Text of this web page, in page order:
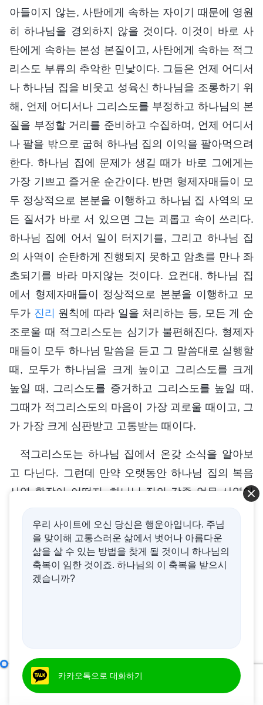
아들이지 않는, 사탄에게 속하는 자이기 때문에 영원
히 하나님을 경외하지 않을 것이다. 이것이 바로 사
탄에게 속하는 본성 본질이고, 사탄에게 속하는 적그
리스도 부류의 추악한 민낯이다. 그들은 언제 어디서
나 하나님 집을 비웃고 성육신 하나님을 조롱하기 위
해, 언제 어디서나 그리스도를 부정하고 하나님의 본
질을 부정할 거리를 준비하고 수집하며, 언제 어디서
나 팔을 밖으로 굽혀 하나님 집의 이익을 팔아먹으려
한다. 하나님 집에 문제가 생길 때가 바로 그에게는
가장 기쁘고 즐거운 순간이다. 반면 형제자매들이 모
두 정상적으로 본분을 이행하고 하나님 집 사역의 모
든 질서가 바로 서 있으면 그는 괴롭고 속이 쓰리다.
하나님 집에 어서 일이 터지기를, 그리고 하나님 집
의 사역이 순탄하게 진행되지 못하고 암초를 만나 좌
초되기를 바라 마지않는 것이다. 요컨대, 하나님 집
에서 형제자매들이 정상적으로 본분을 이행하고 모
두가 진리 원칙에 따라 일을 처리하는 등, 모든 게 순
조로울 때 적그리스도는 심기가 불편해진다. 형제자
매들이 모두 하나님 말씀을 듣고 그 말씀대로 실행할
때, 모두가 하나님을 크게 높이고 그리스도를 크게
높일 때, 그리스도를 증거하고 그리스도를 높일 때,
그때가 적그리스도의 마음이 가장 괴로울 때이고, 그
가 가장 크게 심판받고 고통받는 때이다.
적그리스도는 하나님 집에서 온갖 소식을 알아보
고 다닌다. 그런데 만약 오랫동안 하나님 집의 복음
사역 확장이 어떤지, 하나님 집의 각종 업무 사역이
늘고 있는지, 교회 규모가 확대되고 있는지, 각국에
교회가 세워졌는지 등 소식을 듣지 못하고, 또한 뜻
이 있는 사람들, 사회적으로 명망 있는 사람들이 하
나님 집에 더 많이 들어왔다는 소식을 듣지 못하면,
종파가 있으면 거기로 가고 싶어 하기도 한다. 이따
금 하나님 집에 관한 좋은 소식, 이를테면 형제자매
우리 사이트에 오신 당신은 행운아입니다. 주님
을 맞이해 고통스러운 삶에서 벗어나 아름다운
삶을 살 수 있는 방법을 찾게 될 것이니 하나님의
축복이 임한 것이죠. 하나님의 이 축복을 받으시
겠습니까?
카카오톡으로 대화하기